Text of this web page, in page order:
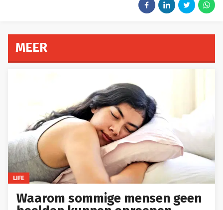
MEER
LIFE
Waarom sommige mensen geen